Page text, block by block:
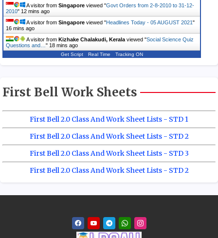
A visitor from Singapore viewed "Govt Orders from 2-8-2010 to 31-12-
2010" 12 mins ago
A visitor from Singapore viewed "Headlines Today - 05 AUGUST 2021 "
16 mins ago
A visitor from Kizhake Chalakudi, Kerala viewed "Social Science Quiz
Questions and… " 18 mins ago
Get Script Real Time Tracking ON
First Bell Work Sheets
First Bell 2.0 Class And Work Sheet Lists - STD 1
First Bell 2.0 Class And Work Sheet Lists - STD 2
First Bell 2.0 Class And Work Sheet Lists - STD 3
First Bell 2.0 Class And Work Sheet Lists - STD 2